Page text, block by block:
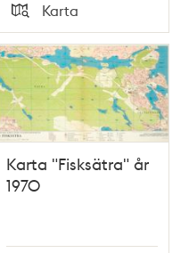
Tid
Typ
Karta
Karta "Fisksätra" år
1970